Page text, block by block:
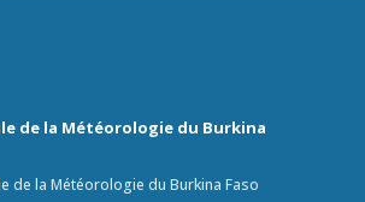
de la Météorologie du Burkina
de la Météorologie du Burkina Faso